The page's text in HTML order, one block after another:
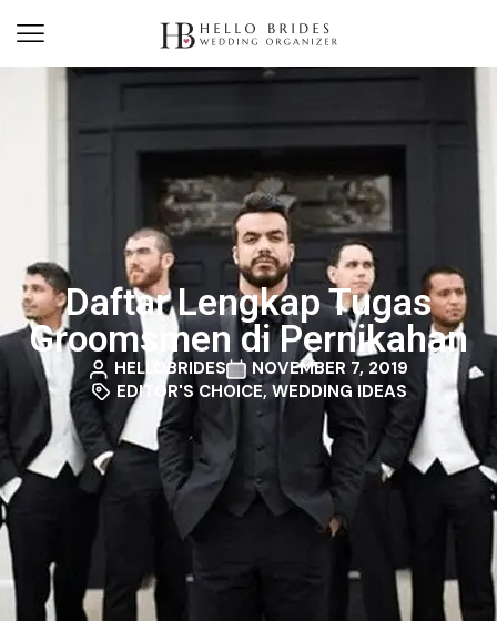
Daftar Lengkap Tugas
Groomsmen di Pernikahan
HELLOBRIDES
NOVEMBER 7, 2019
EDITOR'S CHOICE, WEDDING IDEAS